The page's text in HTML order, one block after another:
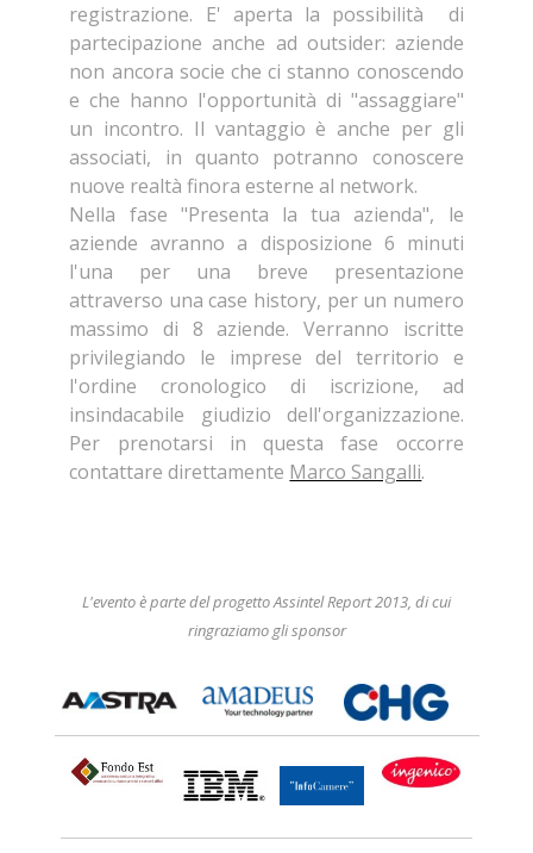
registrazione. E' aperta la possibilità di
partecipazione anche ad outsider: aziende
non ancora socie che ci stanno conoscendo
e che hanno l'opportunità di "assaggiare"
un incontro. Il vantaggio è anche per gli
associati, in quanto potranno conoscere
nuove realtà finora esterne al network.
Nella fase "Presenta la tua azienda", le
aziende avranno a disposizione 6 minuti
l'una per una breve presentazione
attraverso una case history, per un numero
massimo di 8 aziende. Verranno iscritte
privilegiando le imprese del territorio e
l'ordine cronologico di iscrizione, ad
insindacabile giudizio dell'organizzazione.
Per prenotarsi in questa fase occorre
contattare direttamente Marco Sangalli.
L'evento è parte del progetto Assintel Report 2013, di cui
ringraziamo gli sponsor